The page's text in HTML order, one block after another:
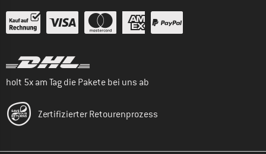
holt 5x am Tag die Pakete bei uns ab
Zertifizierter Retourenprozess